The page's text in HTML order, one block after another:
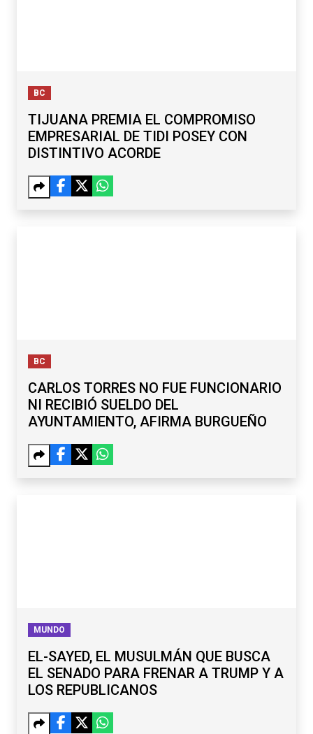
BC
TIJUANA PREMIA EL COMPROMISO
EMPRESARIAL DE TIDI POSEY CON
DISTINTIVO ACORDE
BC
CARLOS TORRES NO FUE FUNCIONARIO
NI RECIBIÓ SUELDO DEL
AYUNTAMIENTO, AFIRMA BURGUEÑO
MUNDO
EL-SAYED, EL MUSULMÁN QUE BUSCA
EL SENADO PARA FRENAR A TRUMP Y A
LOS REPUBLICANOS